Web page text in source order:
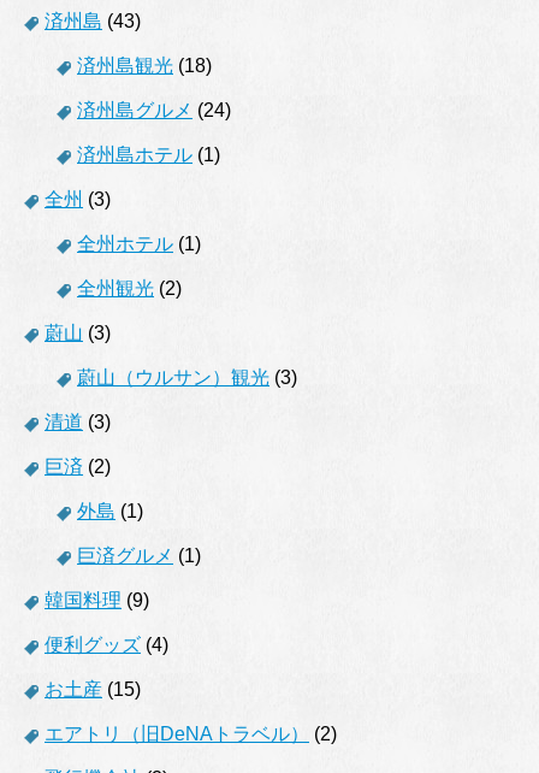
済州島 (43)
済州島観光 (18)
済州島グルメ (24)
済州島ホテル (1)
全州 (3)
全州ホテル (1)
全州観光 (2)
蔚山 (3)
蔚山（ウルサン）観光 (3)
清道 (3)
巨済 (2)
外島 (1)
巨済グルメ (1)
韓国料理 (9)
便利グッズ (4)
お土産 (15)
エアトリ（旧DeNAトラベル） (2)